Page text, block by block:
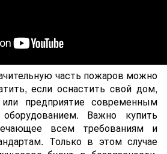
часть пожаров можно
если оснастить cвой дом,
предприятие современным
Важно купить
всем требованиям и
Только в этом случае